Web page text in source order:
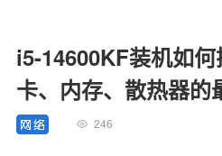
i5-14600KF装机如
卡、内存、散热器的
246